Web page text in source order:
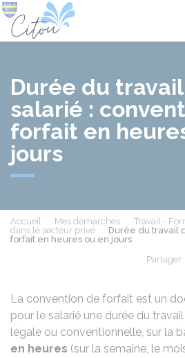
Durée du
salarié :
forfait en
jours
Accueil Mes démarches Travail -
dans le secteur privé
Durée du travail
forfait en heures ou en jours
Partager
La convention de forfait est un
pour le salarié une durée du
légale ou conventionnelle, sur la
en heures (sur la semaine, le